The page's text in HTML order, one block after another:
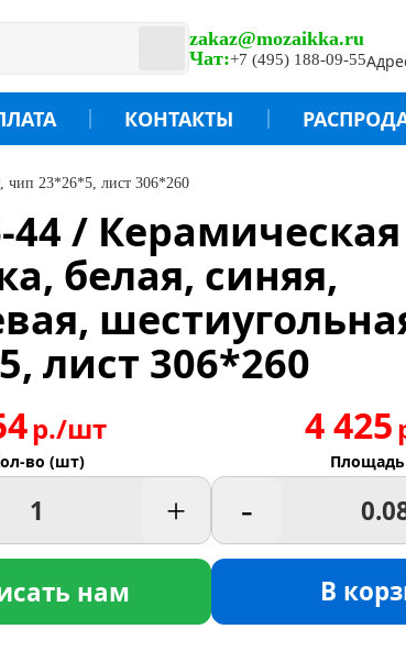
zakaz@mozaikka.ru
Чат:+7 (495) 188-09-55
КОНТАКТЫ
чип 23*26*5, лист 306*260
44 / Керамическая
белая, синяя,
лист 306*260
р./шт
во (шт)
+
нам
4 425
-
В